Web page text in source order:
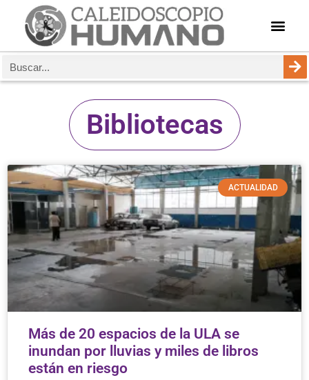
Bibliotecas
ACTUALIDAD
Más de 20 espacios de la ULA se
inundan por lluvias y miles de libros
están en riesgo